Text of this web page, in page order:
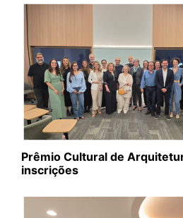
Prêmio Cultural de
inscrições